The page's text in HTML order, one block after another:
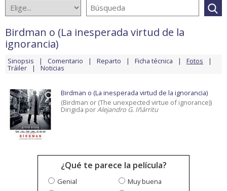
Birdman o (La inesperada virtud de la
ignorancia)
Sinopsis Comentario Reparto Ficha técnica Fotos
Tráiler Noticias
Birdman o (La inesperada virtud de la ignorancia)
(Birdman or (The unexpected virtue of ignorance))
Dirigida porAlejandro G. Iñárritu
¿Qué te parece la película?
Genial
Muy buena